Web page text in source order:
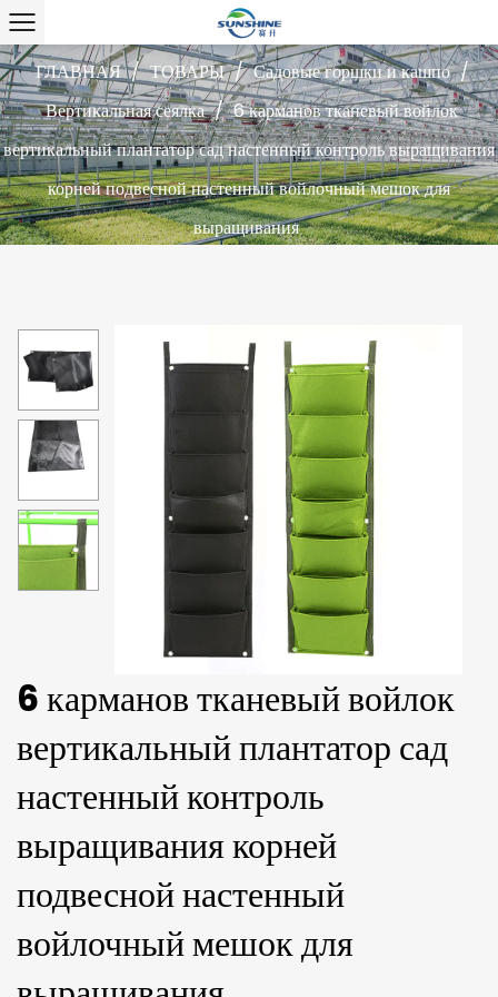
ГЛАВНАЯ / ТОВАРЫ / Садовые горшки и кашпо /
Вертикальная сеялка / 6 карманов тканевый войлок
вертикальный плантатор сад настенный контроль выращивания
корней подвесной настенный войлочный мешок для
выращивания
6 карманов тканевый войлок
вертикальный плантатор сад
настенный контроль
выращивания корней
подвесной настенный
войлочный мешок для